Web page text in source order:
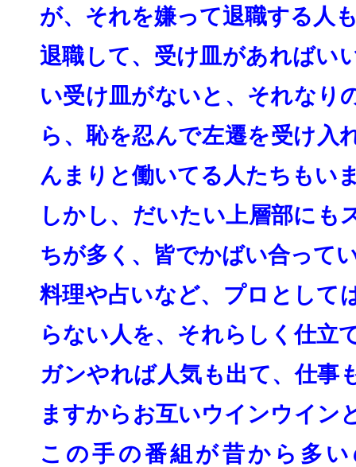
が、 それを嫌って退職する人
退職して、受け皿があればい
い受け皿がないと、 それなり
ら、恥を忍んで左遷を受け入
んまりと働いてる人たちもい
しかし、だいたい上層部にも
ちが多く、皆でかばい合って
料理や占いなど、プロとして
らない人を、 それらしく仕立
ガンやれば人気も出て、仕事
ますからお互いウインウイン
この手の番組が昔から多